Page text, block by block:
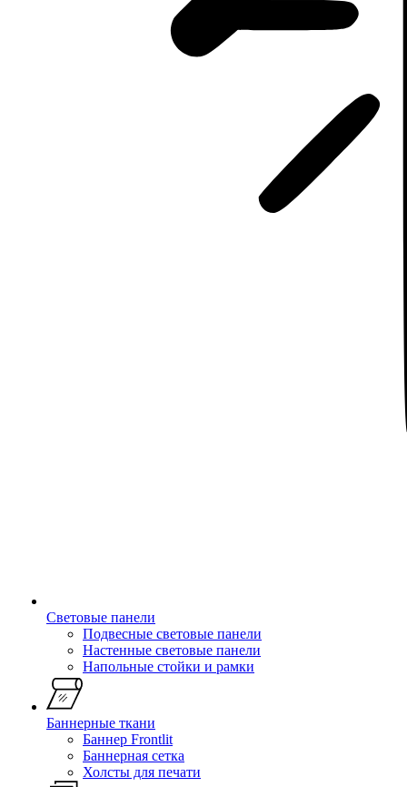
Световые панели
Подвесные световые панели
Настенные световые панели
Напольные стойки и рамки
Баннерные ткани
Баннер Frontlit
Баннерная сетка
Холсты для печати